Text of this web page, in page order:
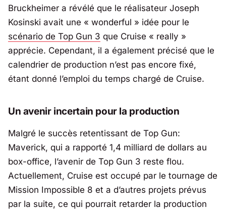
Bruckheimer a révélé que le réalisateur Joseph
Kosinski avait une « wonderful » idée pour le
scénario de Top Gun 3 que Cruise « really »
apprécie. Cependant, il a également précisé que le
calendrier de production n’est pas encore fixé,
étant donné l’emploi du temps chargé de Cruise.
Un avenir incertain pour la production
Malgré le succès retentissant de Top Gun:
Maverick, qui a rapporté 1,4 milliard de dollars au
box-office, l’avenir de Top Gun 3 reste flou.
Actuellement, Cruise est occupé par le tournage de
Mission Impossible 8 et a d’autres projets prévus
par la suite, ce qui pourrait retarder la production